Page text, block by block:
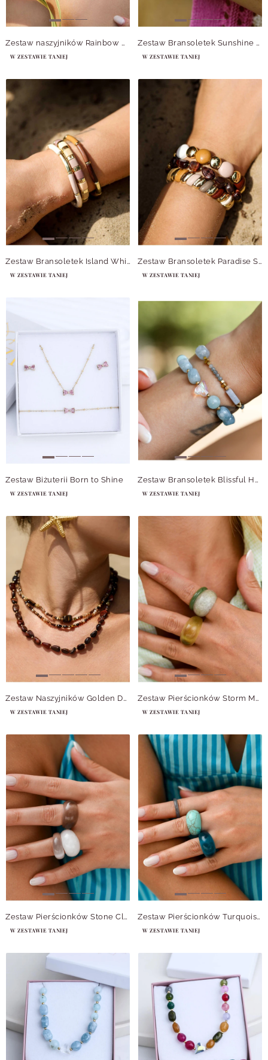
Zestaw naszyjników Rainbow Whisper
W ZESTAWIE TANIEJ
Zestaw Bransoletek Sunshine Symphony
W ZESTAWIE TANIEJ
Zestaw Bransoletek Island Whimsy
W ZESTAWIE TANIEJ
Zestaw Bransoletek Paradise Spark
W ZESTAWIE TANIEJ
Zestaw Biżuterii Born to Shine
W ZESTAWIE TANIEJ
Zestaw Bransoletek Blissful Horizon
W ZESTAWIE TANIEJ
Zestaw Naszyjników Golden Daydream
W ZESTAWIE TANIEJ
Zestaw Pierścionków Storm Meadow
W ZESTAWIE TANIEJ
Zestaw Pierścionków Stone Cloud
W ZESTAWIE TANIEJ
Zestaw Pierścionków Turquoise Tide
W ZESTAWIE TANIEJ